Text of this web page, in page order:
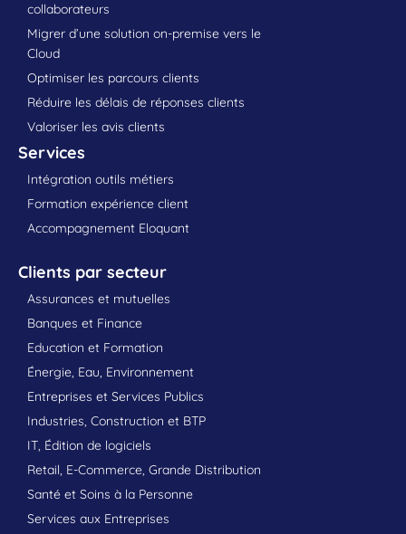
collaborateurs
Migrer d’une solution on-premise vers le
Cloud
Optimiser les parcours clients
Réduire les délais de réponses clients
Valoriser les avis clients
Services
Intégration outils métiers
Formation expérience client
Accompagnement Eloquant
Clients par secteur
Assurances et mutuelles
Banques et Finance
Education et Formation
Énergie, Eau, Environnement
Entreprises et Services Publics
Industries, Construction et BTP
IT, Édition de logiciels
Retail, E-Commerce, Grande Distribution
Santé et Soins à la Personne
Services aux Entreprises